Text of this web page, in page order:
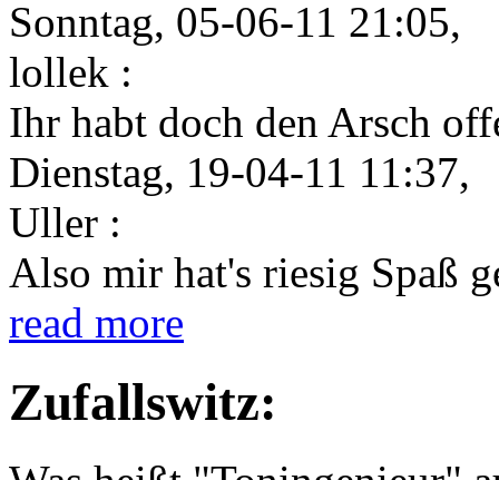
Sonntag, 05-06-11 21:05,
lollek :
Ihr habt doch den Arsch
Dienstag, 19-04-11 11:37,
Uller :
Also mir hat's riesig Spaß
read more
Zufallswitz: